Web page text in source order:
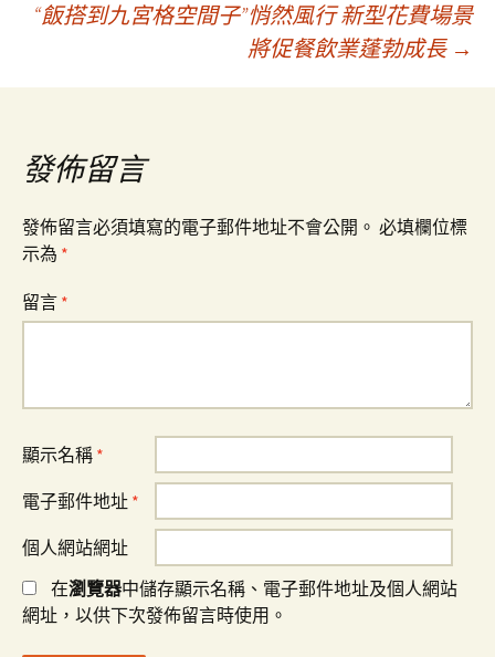
章
導
覽
“飯搭到九宮格空間子”悄然風行 新型花費場景
將促餐飲業蓬勃成長 →
發佈留言
發佈留言必須填寫的電子郵件地址不會公開。 必填欄位標
示為 *
留言 *
顯示名稱 *
電子郵件地址 *
個人網站網址
在瀏覽器中儲存顯示名稱、電子郵件地址及個人網站
網址，以供下次發佈留言時使用。